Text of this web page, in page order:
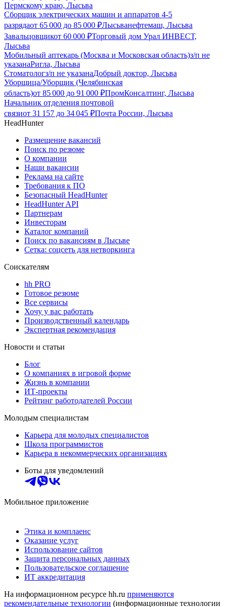
Пермскому краю, Лысьва
Сборщик электрических машин и аппаратов 4-5
разрядаот 65 000 до 85 000 ₽Лысьванефтемаш, Лысьва
Завальцовщикот 60 000 ₽Торговый дом Урал ИНВЕСТ,
Лысьва
Мобильный аптекарь (Москва и Московская область)з/п не
указанаРигла, Лысьва
Стоматологз/п не указанаДобрый доктор, Лысьва
Уборщица/Уборщик (Челябинская
область)от 85 000 до 91 000 ₽ПромКонсалтинг, Лысьва
Начальник отделения почтовой
связиот 31 157 до 34 045 ₽Почта России, Лысьва
HeadHunter
Размещение вакансий
Поиск по резюме
О компании
Наши вакансии
Реклама на сайте
Требования к ПО
Безопасный HeadHunter
HeadHunter API
Партнерам
Инвесторам
Каталог компаний
Поиск по вакансиям в Лысьве
Сетка: соцсеть для нетворкинга
Соискателям
hh PRO
Готовое резюме
Все сервисы
Хочу у вас работать
Производственный календарь
Экспертная рекомендация
Новости и статьи
Блог
О компаниях в игровой форме
Жизнь в компании
ИТ-проекты
Рейтинг работодателей России
Молодым специалистам
Карьера для молодых специалистов
Школа программистов
Карьера в некоммерческих организациях
Боты для уведомлений
Мобильное приложение
Этика и комплаенс
Оказание услуг
Использование сайтов
Защита персональных данных
Пользовательское соглашение
ИТ аккредитация
На информационном ресурсе hh.ru применяются
рекомендательные технологии (информационные технологии